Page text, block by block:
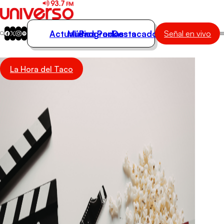
Actualidad
Música
Destacados
Actualidad
Música
Programas
Podcasts
Destacados Señal en vivo
La Hora del Taco